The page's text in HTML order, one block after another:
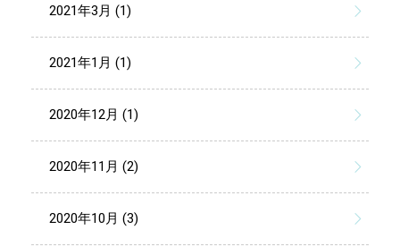
2021年3月 (1)
2021年1月 (1)
2020年12月 (1)
2020年11月 (2)
2020年10月 (3)